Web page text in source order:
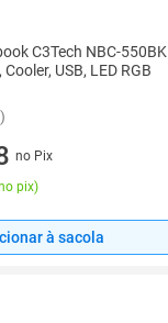
C3Tech NBC-550BK
USB, LED RGB
no Pix
pix)
à sacola